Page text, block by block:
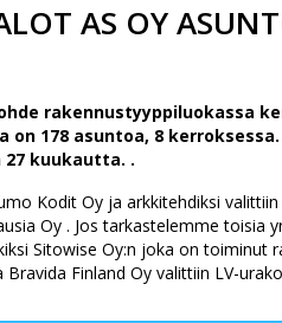
AS OY
rakennustyyppiluokassa
on 178 asuntoa, 8 kerroksessa.
27 kuukautta. .
Kodit Oy ja arkkitehdiksi
Oy . Jos tarkastelemme toisia
Sitowise Oy:n joka on toiminut
Bravida Finland Oy valittiin LV-